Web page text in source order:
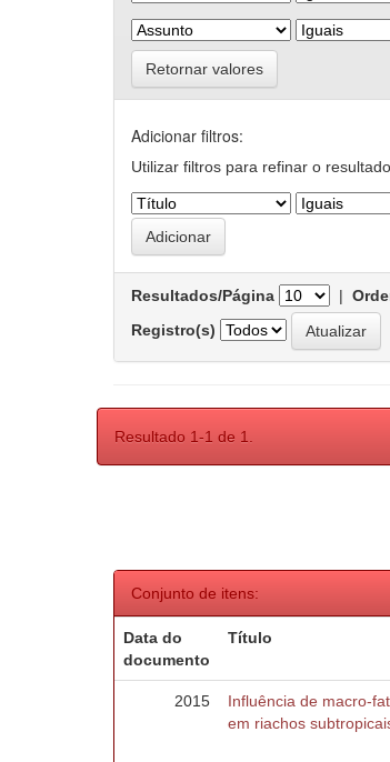
Retornar valores
Adicionar filtros:
Utilizar filtros para refinar o
Resultados/Página |
Registro(s)
Resultado 1-1 de 1.
Conjunto de itens:
Data do
documento
Título
2015
Influência de macro-
em riachos